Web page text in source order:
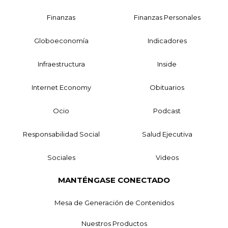
Finanzas Finanzas Personales
Globoeconomía Indicadores
Infraestructura Inside
Internet Economy Obituarios
Ocio Podcast
Responsabilidad Social Salud Ejecutiva
Sociales Videos
MANTÉNGASE CONECTADO
Mesa de Generación de Contenidos
Nuestros Productos